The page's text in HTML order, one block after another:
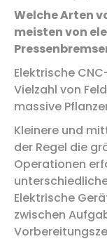
Welche Arten
meisten von
Elektrische
Vielzahl von
massive
Kleinere und
der Regel die
Operationen
Elektrische
zwischen